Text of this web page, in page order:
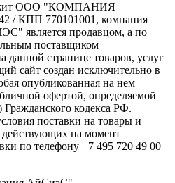
ООО "КОМПАНИЯ
КПП 770101001, компания
продавцом, а по
поставщиком
данной странице товаров, услуг
сайт создан исключительно в
опубликованная на нем
офертой, определяемой
кодекса РФ.
поставки на товары и
действующих на момент
по телефону +7 495 720 49 00